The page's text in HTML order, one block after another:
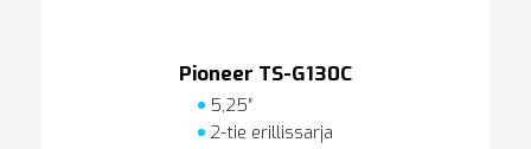
Pioneer TS-G130C
5,25″
2-tie erillissarja